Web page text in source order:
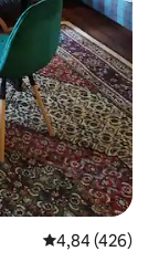
Gemiddelde
4,84 (426)